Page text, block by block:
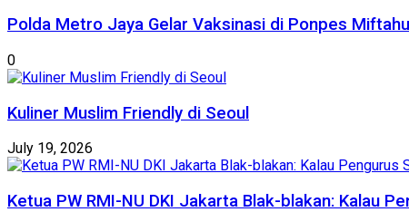
Polda Metro Jaya Gelar Vaksinasi di Ponpes
0
Kuliner Muslim Friendly di Seoul
July 19, 2026
Ketua PW RMI-NU DKI Jakarta Blak-blakan: Kalau